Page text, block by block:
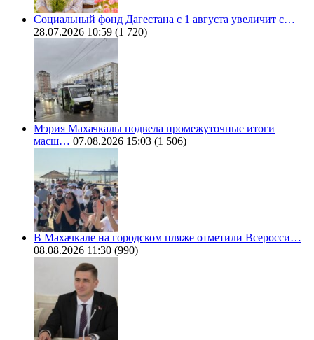
Социальный фонд Дагестана с 1 августа увеличит с…
28.07.2026 10:59 (1 720)
Мэрия Махачкалы подвела промежуточные итоги
масш… 07.08.2026 15:03 (1 506)
В Махачкале на городском пляже отметили Всеросси…
08.08.2026 11:30 (990)